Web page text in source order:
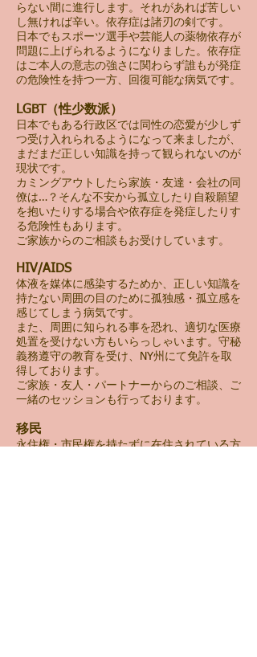
らない間に進行します。それがあれば苦しい
し無ければ辛い。依存症は諸刃の剣です。
日本でもスポーツ選手や芸能人の薬物依存が
問題に上げられるようになりました。依存症
はご本人の意志の強さに関わらず誰もが発症
の危険性を持つ一方、回復可能な病気です。
LGBT（性少数派）
日本でもある行政区では同性の恋愛が少しず
つ受け入れられるようになって来ましたが、
まだまだ正しい知識を持って観られないのが
現状です。
カミングアウトしたら家族・友達・会社の同
僚は…？そんな不安から孤立したり自殺願望
を抱いたりする場合や依存症を発症したりす
る危険性もあります。
ご家族からのご相談もお受けしています。
HIV/AIDS
体液を媒体に感染するためか、正しい知識を
持たない周囲の目のために孤独感・孤立感を
感じてしまう病気です。
また、周囲に知られる事を恐れ、適切な医療
処置を受けない方もいらっしゃいます。守秘
義務遵守の教育を受け、NY州にて免許を取
得しております。
ご家族・友人・パートナーからのご相談、ご
一緒のセッションも行っております。
移民
永住権・市民権を持たずに在住されている方